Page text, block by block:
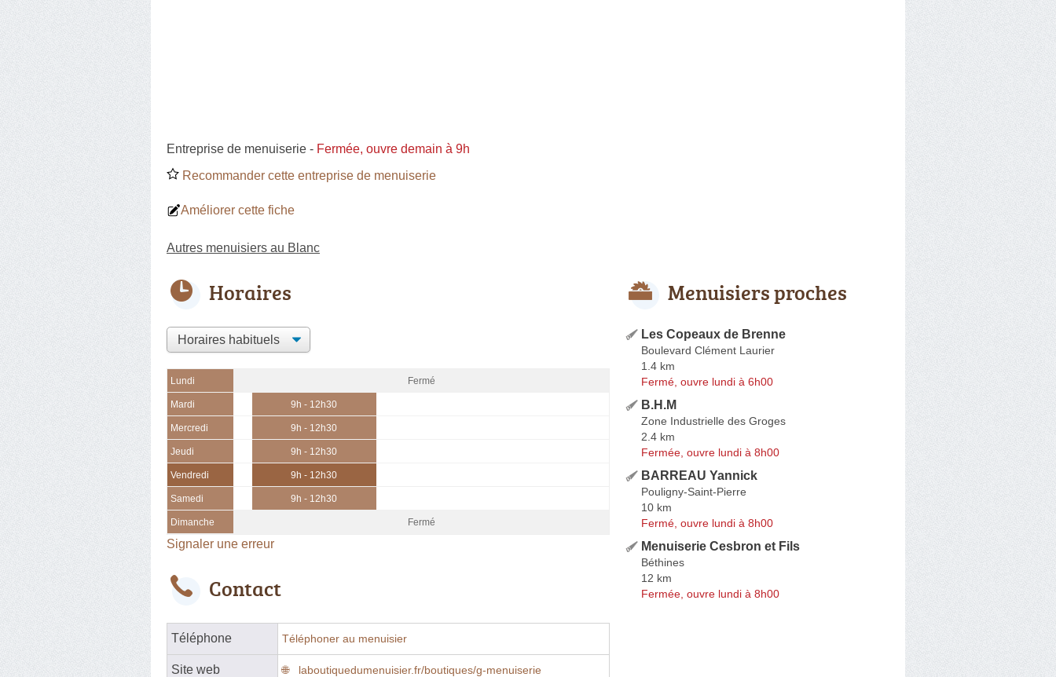
Entreprise de menuiserie - Fermée, ouvre demain à 9h
Recommander cette entreprise de menuiserie
Améliorer cette fiche
Autres menuisiers au Blanc
Horaires
Lundi Fermé
Mardi 9h - 12h30
Mercredi 9h - 12h30
Jeudi 9h - 12h30
Vendredi 9h - 12h30
Samedi 9h - 12h30
Dimanche Fermé
Signaler une erreur
Contact
Téléphone Téléphoner au menuisier
Site web laboutiquedumenuisier.fr/boutiques/g-menuiserie
Menuisiers proches
Les Copeaux de Brenne
Boulevard Clément Laurier
1.4 km
Fermé, ouvre lundi à 6h00
B.H.M
Zone Industrielle des Groges
2.4 km
Fermée, ouvre lundi à 8h00
BARREAU Yannick
Pouligny-Saint-Pierre
10 km
Fermé, ouvre lundi à 8h00
Menuiserie Cesbron et Fils
Béthines
12 km
Fermée, ouvre lundi à 8h00